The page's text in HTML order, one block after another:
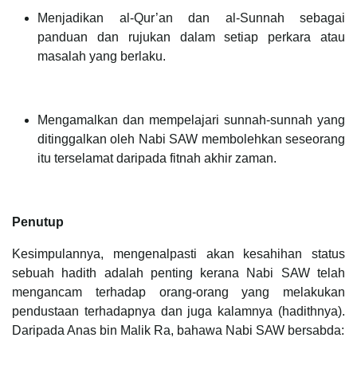
Menjadikan al-Qur’an dan al-Sunnah sebagai
panduan dan rujukan dalam setiap perkara atau
masalah yang berlaku.
Mengamalkan dan mempelajari sunnah-sunnah yang
ditinggalkan oleh Nabi SAW membolehkan seseorang
itu terselamat daripada fitnah akhir zaman.
Penutup
Kesimpulannya, mengenalpasti akan kesahihan status
sebuah hadith adalah penting kerana Nabi SAW telah
mengancam terhadap orang-orang yang melakukan
pendustaan terhadapnya dan juga kalamnya (hadithnya).
Daripada Anas bin Malik Ra, bahawa Nabi SAW bersabda: